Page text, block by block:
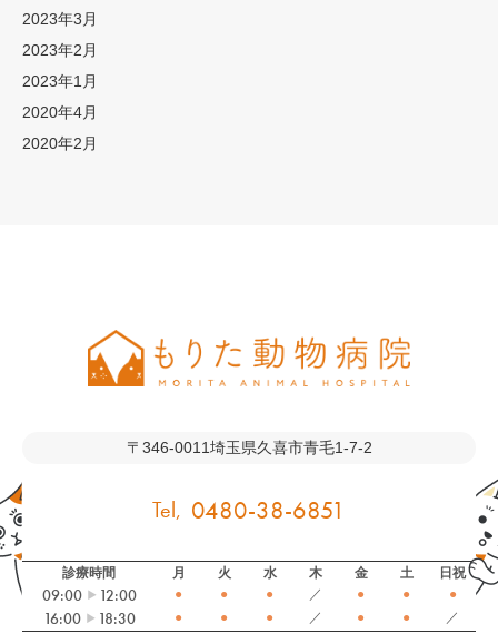
2023年3月
2023年2月
2023年1月
2020年4月
2020年2月
〒346-0011埼玉県久喜市青毛1-7-2
0480-38-6851
診療時間 月 火 水 木 金 土 日祝
09:00 12:00 ● ● ● ／ ● ● ●
16:00 18:30 ● ● ● ／ ● ● ／